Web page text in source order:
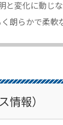
と変化に動じ
朗らかで柔軟
情報）